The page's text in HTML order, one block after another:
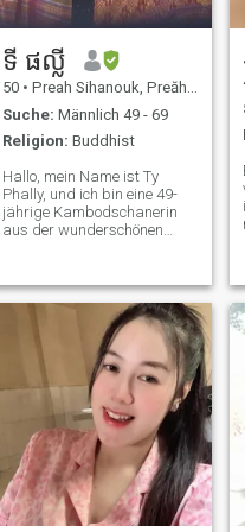
ទី ផល្លី
50 • Preah Sihanouk, Preăh Seihânŭ, Kambodscha
Suche: Männlich 49 - 69
Religion: Buddhist
Hallo, mein Name ist Ty
Phally, und ich bin eine 49-
jährige Kambodschanerin
aus der wunderschönen
Jahren und stolze Mutter von
drei wunderbaren Kindern –
zwei Töchtern und einem
Sohn. Mein ältester Das Kind
ist jetzt verheiratet und hat
mir die Freude bereitet,
Großmutter zu werden. \ N \
NIch arbeite derzeit als
Grundschule Lehrer und
Lebensversicherungspersonal.
Ich finde es sehr wichtig,
andere zu begleiten und
ihnen bei der Planung zu
helfen Zukunft. Außerhalb